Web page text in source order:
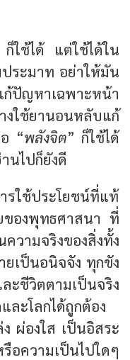
ใช้ได้ แต่ใช้ได้ใน
ระมาท อย่าให้มัน
ปัญหาเฉพาะหน้า
ใช้ยานอนหลับแก้
“พลังจิต” ก็ใช้ได้
นไปก็ยังดี
รใช้ประโยชน์ที่แท้
ของพุทธศาสนา ที่
วามจริงของสิ่งทั้ง
เป็นอนิจจัง ทุกขัง
ะชีวิตตามเป็นจริง
ละโลกได้ถูกต้อง
ผ่องใส เป็นอิสระ
อความเป็นไปใดๆ